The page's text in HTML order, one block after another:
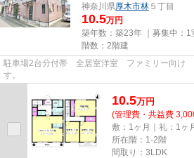
神奈川県厚木市林 ５丁目
10.5万円
築年数：築23年 ｜募集中： 1
階数：2階建
駐車場2台分付帯 全居室洋室 ファミリー向け
す。
10.5万円
(管理費・共益費
敷：1ヶ月｜礼：1ヶ
所在階：1-2階
間取り：3LDK